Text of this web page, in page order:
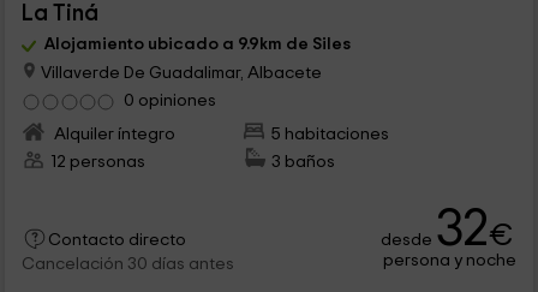
La Tiná
Alojamiento ubicado a 9.9km de Siles
Villaverde De Guadalimar, Albacete
0 opiniones
Alquiler íntegro
5 habitaciones
12 personas
3 baños
Contacto directo
Cancelación 30 días antes
desde 32€
persona y noche